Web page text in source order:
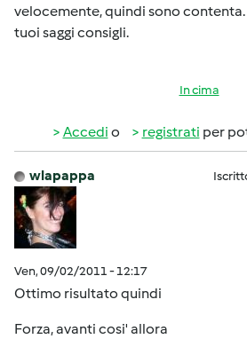
velocemente, quindi sono
tuoi saggi consigli.
In cima
Accedi o registrati per
wlapappa
Ven, 09/02/2011 - 12:17
Ottimo risultato quindi
Forza, avanti cosi' allora